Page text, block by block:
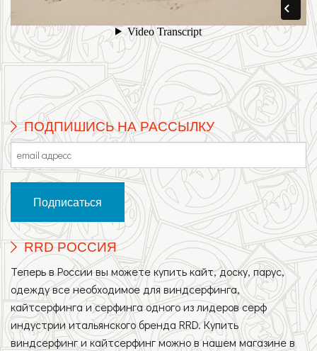
ПОДПИШИСЬ НА РАССЫЛКУ
RRD РОССИЯ
Теперь в России вы можете купить кайт, доску, парус,
одежду все необходимое для виндсерфинга,
кайтсерфинга и серфинга одного из лидеров серф
индустрии итальянского бренда RRD. Купить
виндсерфинг и кайтсерфинг можно в нашем магазине в